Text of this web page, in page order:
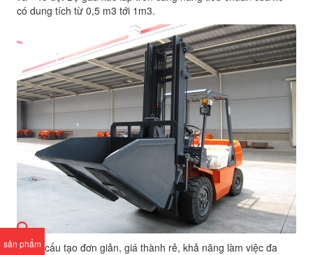
sản phẩm
có dung tích từ 0,5 m3 tới 1m3.
Với cấu tạo đơn giản, giá thành rẻ, khả năng làm việc đa